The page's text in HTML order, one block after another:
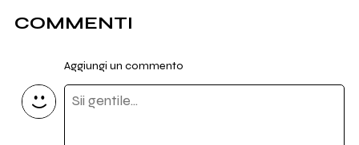
COMMENTI
Aggiungi un commento